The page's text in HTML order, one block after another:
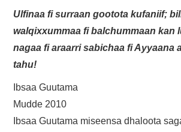
Ulfinaa fi surraan gootota kufaniif;
walqixxummaa fi balchummaan kan
nagaa fi araarri sabichaa fi Ayyaana
tahu!
Ibsaa Guutama
Mudde 2010
Ibsaa Guutama miseensa dhaloota